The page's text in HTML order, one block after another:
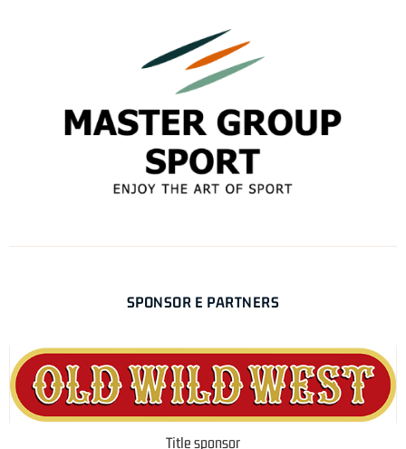
SPONSOR E PARTNERS
Title sponsor